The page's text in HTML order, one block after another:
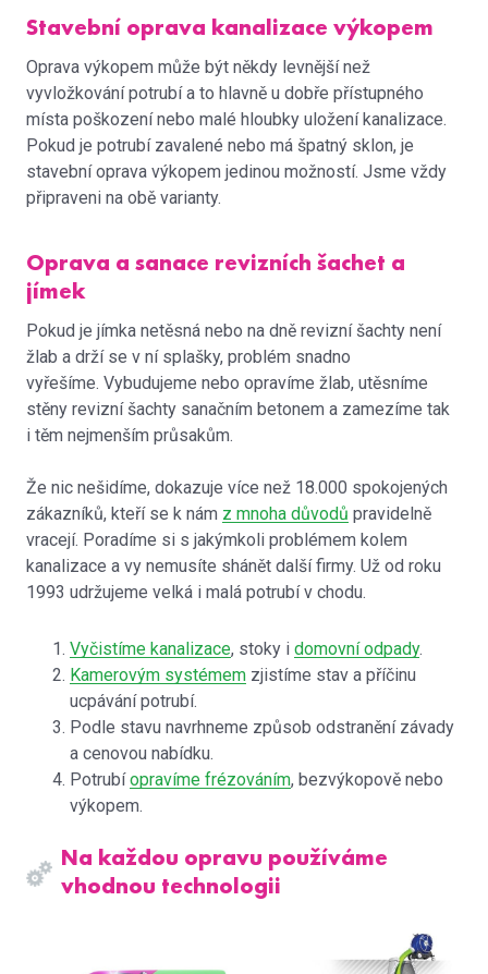
Stavební oprava kanalizace výkopem
Oprava výkopem může být někdy levnější než
vyvložkování potrubí a to hlavně u dobře přístupného
místa poškození nebo malé hloubky uložení kanalizace.
Pokud je potrubí zavalené nebo má špatný sklon, je
stavební oprava výkopem jedinou možností. Jsme vždy
připraveni na obě varianty.
Oprava a sanace revizních šachet a
jímek
Pokud je jímka netěsná nebo na dně revizní šachty není
žlab a drží se v ní splašky, problém snadno
vyřešíme. Vybudujeme nebo opravíme žlab, utěsníme
stěny revizní šachty sanačním betonem a zamezíme tak
i těm nejmenším průsakům.
Že nic nešidíme, dokazuje více než 18.000 spokojených
zákazníků, kteří se k nám z mnoha důvodů pravidelně
vracejí. Poradíme si s jakýmkoli problémem kolem
kanalizace a vy nemusíte shánět další firmy. Už od roku
1993 udržujeme velká i malá potrubí v chodu.
Vyčistíme kanalizace, stoky i domovní odpady.
Kamerovým systémem zjistíme stav a příčinu
ucpávání potrubí.
Podle stavu navrhneme způsob odstranění závady
a cenovou nabídku.
Potrubíopravíme frézováním, bezvýkopově nebo
výkopem.
Na každou opravu používáme
vhodnou technologii